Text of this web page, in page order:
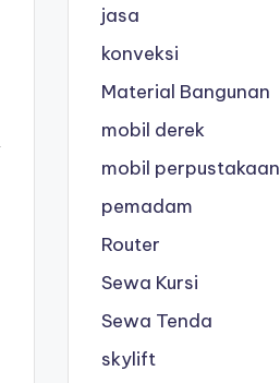
jasa
konveksi
Material Bangunan
mobil derek
mobil perpustakaan
pemadam
Router
Sewa Kursi
Sewa Tenda
skylift